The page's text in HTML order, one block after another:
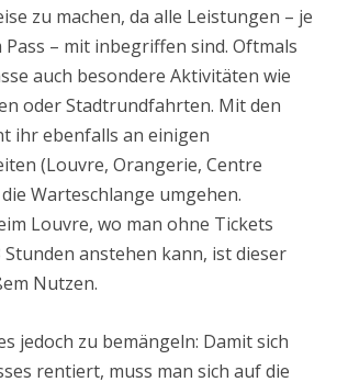
zu machen, da alle Leistungen – je
Pass – mit inbegriffen sind. Oftmals
auch besondere Aktivitäten wie
oder Stadtrundfahrten. Mit den
ihr ebenfalls an einigen
(Louvre, Orangerie, Centre
Warteschlange umgehen.
Louvre, wo man ohne Tickets
Stunden anstehen kann, ist dieser
Nutzen.
jedoch zu bemängeln: Damit sich
rentiert, muss man sich auf die